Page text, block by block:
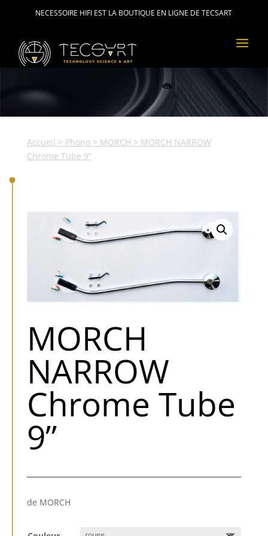
NECESSOIRE HIFI EST LA BOUTIQUE EN LIGNE DE TECSART
Accueil > Phono> MORCH > MORCH NARROW
Chrome Tube 9”
MORCH
NARROW
Chrome Tube
9”
de MORCH